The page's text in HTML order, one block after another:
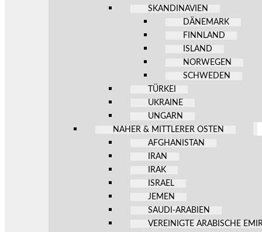
SKANDINAVIEN
DÄNEMARK
FINNLAND
ISLAND
NORWEGEN
SCHWEDEN
TÜRKEI
UKRAINE
UNGARN
NAHER & MITTLERER OSTEN
AFGHANISTAN
IRAN
IRAK
ISRAEL
JEMEN
SAUDI-ARABIEN
VEREINIGTE ARABISCHE